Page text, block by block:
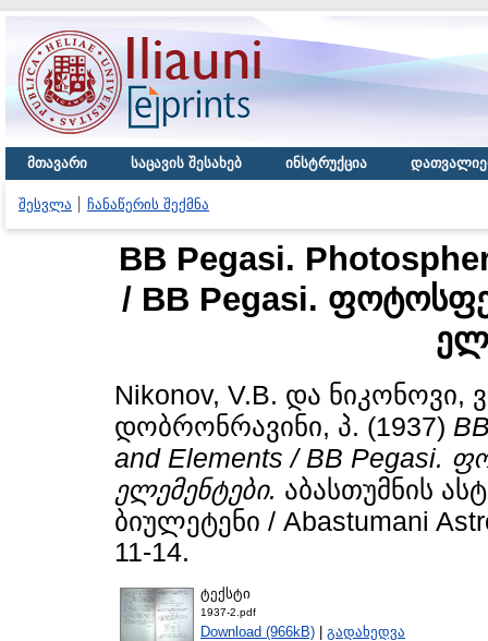
მთავარი საცავის შესახებ ინსტრუქცია
შესვლა ჩანაწერის შექმნა
BB Pegasi.
/ BB Pegasi.
Nikonov, V.B. და ნიკონოვი,
დობრონრავინი, პ. (1937)
and Elements / BB Pegasi.
ელემენტები. აბასთუმნის
ბიულეტენი / Abastumani
11-14.
ტექსტი
1937-2.pdf
Download (966kB) | გადახედვა